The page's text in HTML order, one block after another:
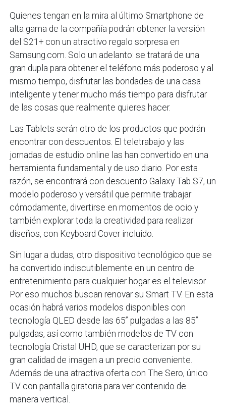
Quienes tengan en la mira al último Smartphone de
alta gama de la compañía podrán obtener la versión
del S21+ con un atractivo regalo sorpresa en
Samsung.com. Solo un adelanto: se tratará de una
gran dupla para obtener el teléfono más poderoso y al
mismo tiempo, disfrutar las bondades de una casa
inteligente y tener mucho más tiempo para disfrutar
de las cosas que realmente quieres hacer.
Las Tablets serán otro de los productos que podrán
encontrar con descuentos. El teletrabajo y las
jornadas de estudio online las han convertido en una
herramienta fundamental y de uso diario. Por esta
razón, se encontrará con descuento Galaxy Tab S7, un
modelo poderoso y versátil que permite trabajar
cómodamente, divertirse en momentos de ocio y
también explorar toda la creatividad para realizar
diseños, con Keyboard Cover incluido.
Sin lugar a dudas, otro dispositivo tecnológico que se
ha convertido indiscutiblemente en un centro de
entretenimiento para cualquier hogar es el televisor.
Por eso muchos buscan renovar su Smart TV. En esta
ocasión habrá varios modelos disponibles con
tecnología QLED desde las 65” pulgadas a las 85”
pulgadas, así como también modelos de TV con
tecnología Cristal UHD, que se caracterizan por su
gran calidad de imagen a un precio conveniente.
Además de una atractiva oferta con The Sero, único
TV con pantalla giratoria para ver contenido de
manera vertical.